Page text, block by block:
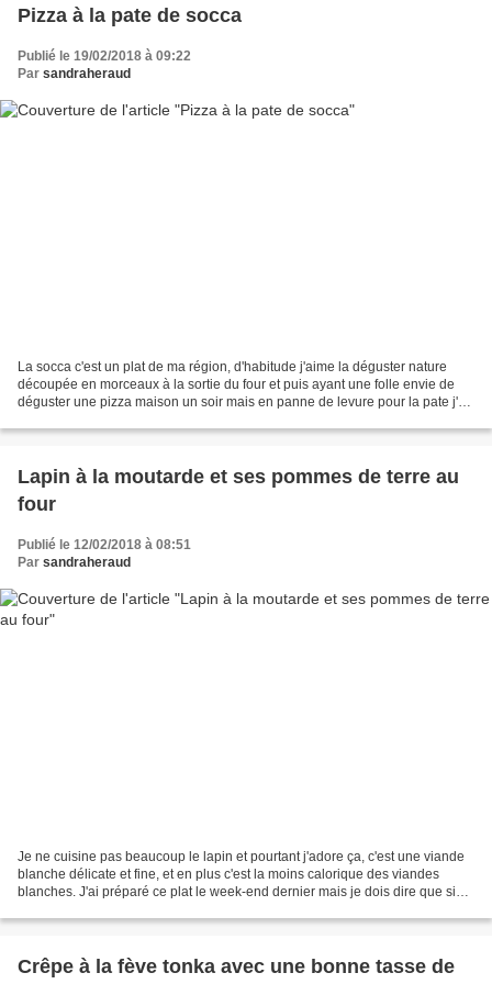
Pizza à la pate de socca
Publié le 19/02/2018 à 09:22
Par sandraheraud
La socca c'est un plat de ma région, d'habitude j'aime la déguster nature
découpée en morceaux à la sortie du four et puis ayant une folle envie de
déguster une pizza maison un soir mais en panne de levure pour la pate j'ai
Lapin à la moutarde et ses pommes de terre au
four
Publié le 12/02/2018 à 08:51
Par sandraheraud
Je ne cuisine pas beaucoup le lapin et pourtant j'adore ça, c'est une viande
blanche délicate et fine, et en plus c'est la moins calorique des viandes
blanches. J'ai préparé ce plat le week-end dernier mais je dois dire que si
Crêpe à la fève tonka avec une bonne tasse de